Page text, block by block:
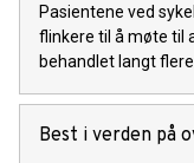
Pasientene ved
flinkere til å møte til
behandlet langt
Best i verden på